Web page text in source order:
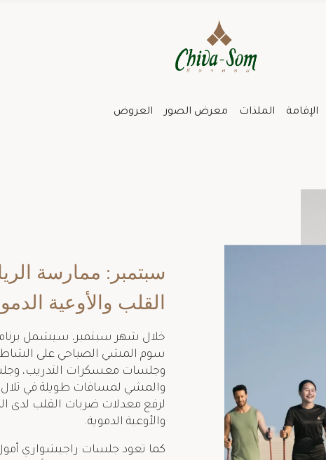
الإقامة الملذات معرض الصور العروض
سبتمبر: ممارسة
القلب والأوعية
خلال شهر سبتمبر، سيشمل
سوم المشي الصباحي على الشاطئ،
وجلسات معسكرات التدريب،
والمشي لمسافات طويلة في
لرفع معدلات ضربات القلب لدى
والأوعية الدموية.
كما تعود جلسات راجيشواري